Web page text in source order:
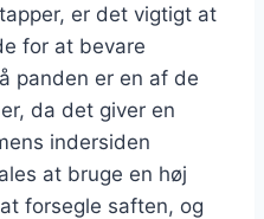
er det vigtigt at
for at bevare
panden er en af de
da det giver en
indersiden
at bruge en høj
forsegle saften, og